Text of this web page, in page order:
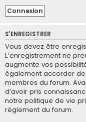
S’ENREGISTRER
Vous devez être
L’enregistrement ne
augmente vos
également accorder
membres du forum.
d’avoir pris
notre politique de vie
règlement du forum.